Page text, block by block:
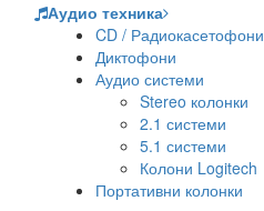
Аудио техника
CD / Радиокасетофони
Диктофони
Аудио системи
Stereo колонки
2.1 системи
5.1 системи
Колони Logitech
Портативни колонки